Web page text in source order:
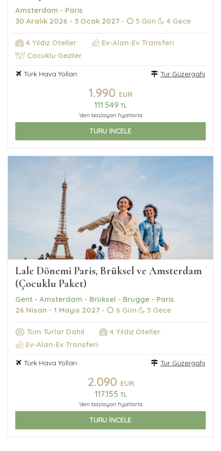
Amsterdam - Paris
30 Aralık 2026 - 3 Ocak 2027 - 5 Gün 4 Gece
4 Yıldız Oteller
Ev-Alan-Ev Transferi
Çocuklu Geziler
Türk Hava Yolları Tur Güzergahı
1.990 EUR
111.549 TL
'den başlayan fiyatlarla
TURU İNCELE
Lale Dönemi Paris, Brüksel ve Amsterdam
(Çocuklu Paket)
Gent - Amsterdam - Brüksel - Brugge - Paris
26 Nisan - 1 Mayıs 2027 - 6 Gün 5 Gece
Tüm Turlar Dahil
4 Yıldız Oteller
Ev-Alan-Ev Transferi
Türk Hava Yolları Tur Güzergahı
2.090 EUR
117.155 TL
'den başlayan fiyatlarla
TURU İNCELE